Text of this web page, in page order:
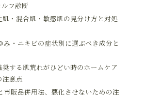
フ診断
・混合肌・敏感肌の見分け方と対処
み・ニキビの症状別に選ぶべき成分と
奨する肌荒れがひどい時のホームケア
注意点
市販品併用法、悪化させないための注